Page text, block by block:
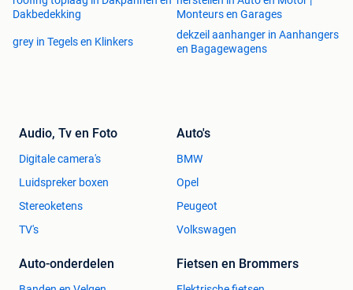
archiefstelling, kantoorinrichting, kantoor inrichting,
kantoor inrichtingen
Dakbedekking
Monteurs en Garages
grey in Tegels en Klinkers
dekzeil aanhanger in Aanhangers
en Bagagewagens
Audio, Tv en Foto
Digitale camera's
Luidspreker boxen
Stereoketens
TV's
Auto's
BMW
Opel
Peugeot
Volkswagen
Auto-onderdelen Fietsen en Brommers